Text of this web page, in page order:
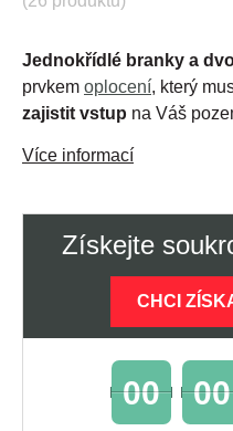
Jednokřídlé branky a
prvkem oplocení, který
zajistit vstup na Váš
vjezdových bran –
drátěnými typy oplocení.
stejných povrchových
takže se zbytkem oplocení
vizuálně jednotný celek.
Více informací
Získejte
CHCI
00 00